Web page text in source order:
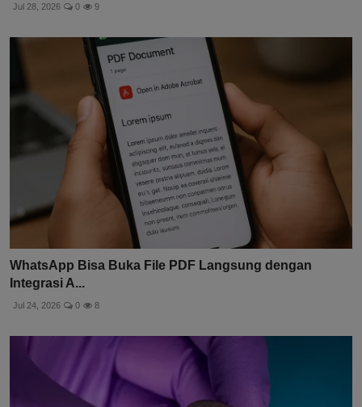
Jul 28, 2026 0 9
WhatsApp Bisa Buka File PDF Langsung dengan
Integrasi A...
Jul 24, 2026 0 8